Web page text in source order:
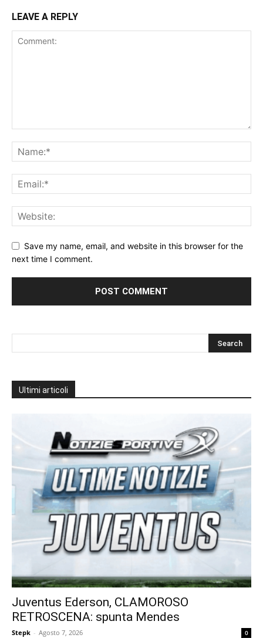
LEAVE A REPLY
Save my name, email, and website in this browser for the
next time I comment.
Ultimi articoli
Juventus Ederson, CLAMOROSO
RETROSCENA: spunta Mendes
Stepk - Agosto 7, 2026 0